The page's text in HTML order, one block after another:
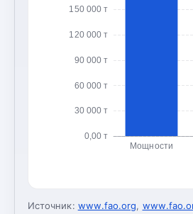
0,00 т
30 000 т
60 000 т
90 000 т
120 000 т
150 000 т
Мощности
Источник: www.fao.org,